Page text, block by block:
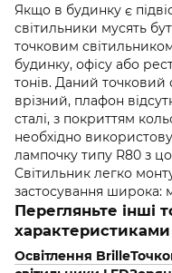
Якщо в будинку є
світильники мусять
точковим
будинку, офісу або
тонів. Даний
врізний, плафон
сталі, з покриттям
необхідно
лампочку типу R80 з
Світильник легко
застосування широка:
Перегляньте інші
характеристиками
Освітлення Brille